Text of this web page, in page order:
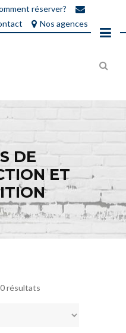
réserver?
Nos agences
DE
ET
résultats